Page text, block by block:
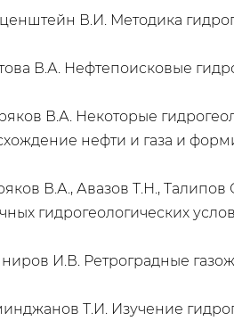
В.И. Методика
В.А. Нефтепоисковые
В.А. Некоторые
нефти и газа и
В.А., Авазов Т.Н.,
гидрогеологических
И.В. Ретроградные
Т.И. Изучение